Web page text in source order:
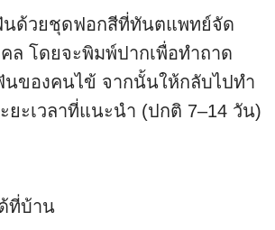
นด้วยชุดฟอกสีที่ทันตแพทย์จัด
ล โดยจะพิมพ์ปากเพื่อทำถาด
นของคนไข้ จากนั้นให้กลับไปทำ
ยะเวลาที่แนะนำ (ปกติ 7–14 วัน)
ที่บ้าน